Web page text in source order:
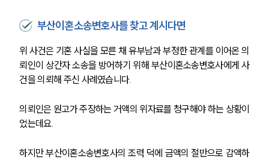
부산이혼소송변호사를 찾고 계시다면
위 사건은 기혼 사실을 모른 채 유부남과 부정한 관계를 이어온 의
뢰인이 상간자 소송을 방어하기 위해 부산이혼소송변호사에게 사
건을 의뢰해 주신 사례였습니다.
의뢰인은 원고가 주장하는 거액의 위자료를 청구해야 하는 상황이
었는데요.
하지만 부산이혼소송변호사의 조력 덕에 금액의 절반으로 감액하